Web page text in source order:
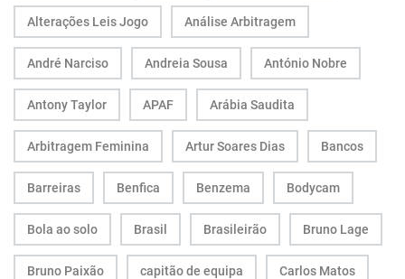
Alterações Leis Jogo Análise Arbitragem
André Narciso Andreia Sousa António Nobre
Antony Taylor APAF Arábia Saudita
Arbitragem Feminina Artur Soares Dias Bancos
Barreiras Benfica Benzema Bodycam
Bola ao solo Brasil Brasileirão Bruno Lage
Bruno Paixão capitão de equipa Carlos Matos